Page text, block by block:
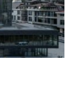
2016-